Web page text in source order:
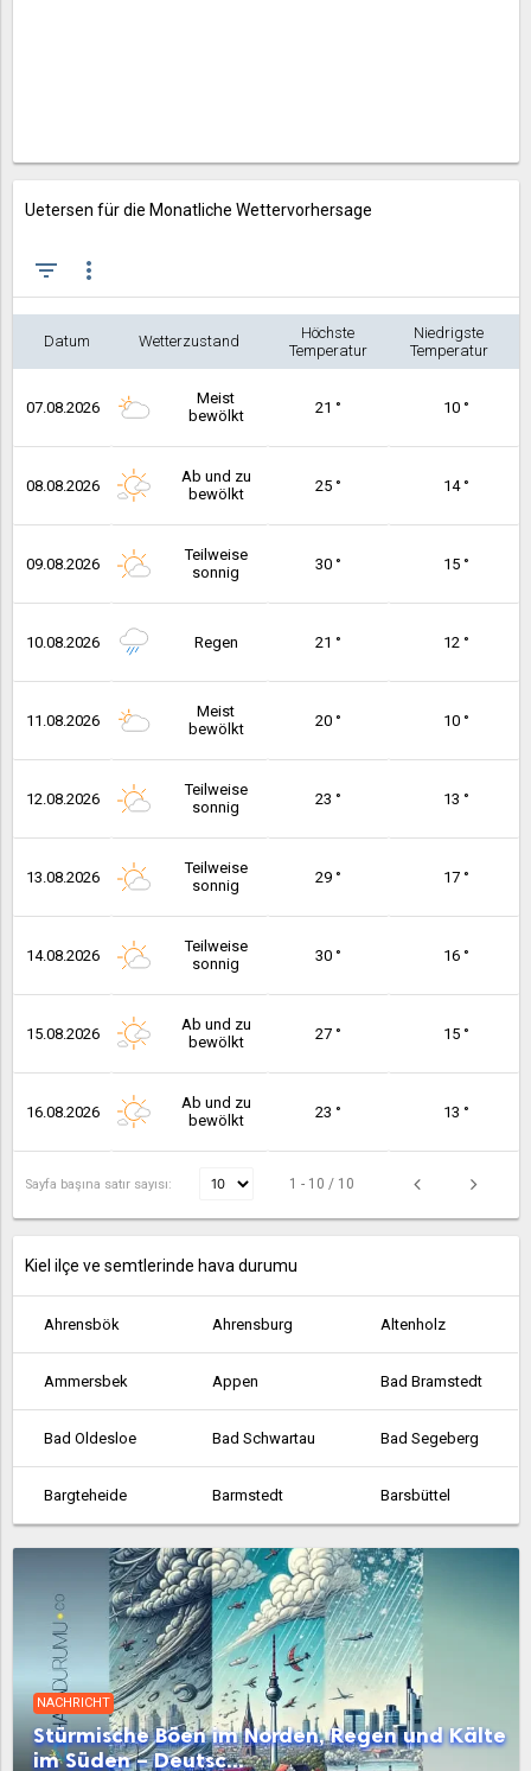
Uetersen für die Monatliche Wettervorhersage
filter_list more_vert
Datum Wetterzustand
Höchste
Temperatur
Niedrigste
Temperatur
07.08.2026
Meist
bewölkt
21 ° 10 °
08.08.2026
Ab und zu
bewölkt
25 ° 14 °
09.08.2026
Teilweise
sonnig
30 ° 15 °
10.08.2026 Regen 21 ° 12 °
11.08.2026
Meist
bewölkt
20 ° 10 °
12.08.2026
Teilweise
sonnig
23 ° 13 °
13.08.2026
Teilweise
sonnig
29 ° 17 °
14.08.2026
Teilweise
sonnig
30 ° 16 °
15.08.2026
Ab und zu
bewölkt
27 ° 15 °
16.08.2026
Ab und zu
bewölkt
23 ° 13 °
Sayfa başına satır sayısı: 1 - 10 / 10
Kiel ilçe ve semtlerinde hava durumu
Ahrensbök Ahrensburg Altenholz
Ammersbek Appen Bad Bramstedt
Bad Oldesloe Bad Schwartau Bad Segeberg
Bargteheide Barmstedt Barsbüttel
Bordesholm Brunsbüttel Büchen
Büdelsdorf Büsum Eckernförde
Ellerau Elmschenhagen Elmshorn
Eutin Fehmarn Flensburg
NACHRICHT
Stürmische Böen im Norden, Regen und Kälte
im Süden – Deutsc...